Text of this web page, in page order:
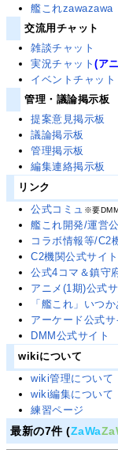
艦これzawazawa
交流用チャット
雑談チャット
実況チャット(ア
イベントチャット
管理・議論掲示板
提案意見掲示板
議論掲示板
管理掲示板
編集連絡掲示板
リンク
公式コミュ ※要
艦これ開発/運営
コラボ情報等/C2
C2機関公式サイト
公式4コマ＆鎮守
アニメ(1期)公式
「艦これ」いつ
アーケード公式サ
DMM公式サイト
wikiについて
wiki管理について
wiki編集について
練習ページ
最新の7件 (ZaWa